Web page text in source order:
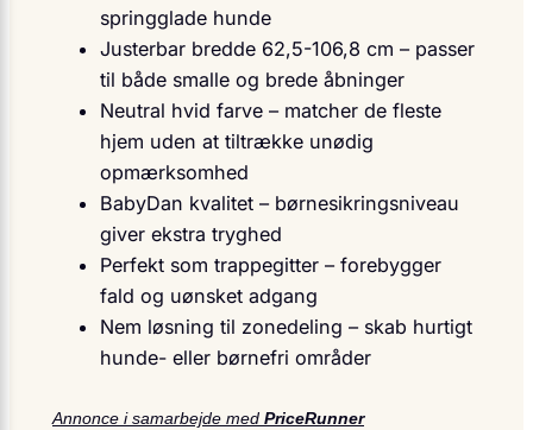
springglade hunde
Justerbar bredde 62,5-106,8 cm – passer
til både smalle og brede åbninger
Neutral hvid farve – matcher de fleste
hjem uden at tiltrække unødig
opmærksomhed
BabyDan kvalitet – børnesikringsniveau
giver ekstra tryghed
Perfekt som trappegitter – forebygger
fald og uønsket adgang
Nem løsning til zonedeling – skab hurtigt
hunde- eller børnefri områder
Annonce i samarbejde med PriceRunner